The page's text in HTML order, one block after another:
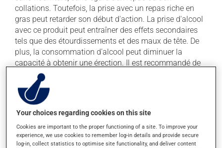
collations. Toutefois, la prise avec un repas riche en
gras peut retarder son début d'action. La prise d'alcool
avec ce produit peut entraîner des effets secondaires
tels que des étourdissements et des maux de tête. De
plus, la consommation d'alcool peut diminuer la
capacité à obtenir une érection. Il est recommandé de
limiter la consommation d'alcool durant le traitement.
Évitez de prendre du pamplemousse ou du jus de
pamplemousse durant tout votre traitement. Le
pamplemousse peut sensiblement modifier l'effet de
votre médicament.
Your choices regarding cookies on this site
Cookies are important to the proper functioning of a site. To improve your
experience, we use cookies to remember log-in details and provide secure
log-in, collect statistics to optimise site functionality, and deliver content